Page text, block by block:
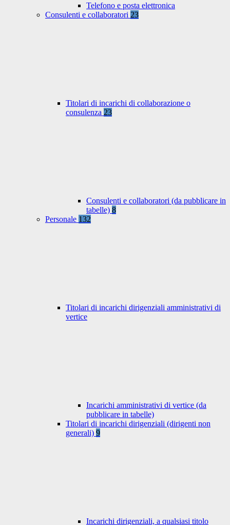
Telefono e posta elettronica
Consulenti e collaboratori 23
Titolari di incarichi di collaborazione o
consulenza 23
Consulenti e collaboratori (da pubblicare in
tabelle) 8
Personale 132
Titolari di incarichi dirigenziali amministrativi di
vertice
Incarichi amministrativi di vertice (da
pubblicare in tabelle)
Titolari di incarichi dirigenziali (dirigenti non
generali) 9
Incarichi dirigenziali, a qualsiasi titolo